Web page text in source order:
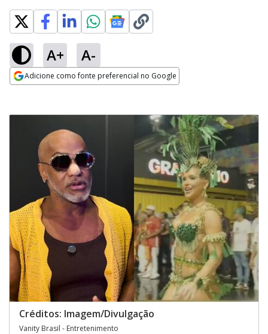
A+ A-
Adicione como fonte preferencial no Google
Créditos: Imagem/Divulgação
Vanity Brasil - Entretenimento